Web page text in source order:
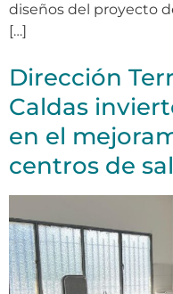
diseños del proyecto
[…]
Dirección
Caldas
en el
centros de